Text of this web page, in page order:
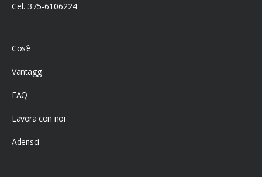
Cel. 375-6106224
Cos’è
Vantaggi
FAQ
Lavora con noi
Aderisci